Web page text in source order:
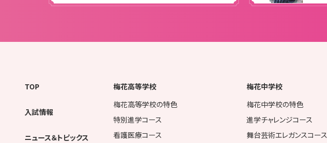
TOP
入試情報
ニュース＆トピックス
梅花高等学校
梅花高等学校の特色
特別進学コース
看護医療コース
梅花中学校
梅花中学校の特色
進学チャレンジコース
舞台芸術エレガンスコース